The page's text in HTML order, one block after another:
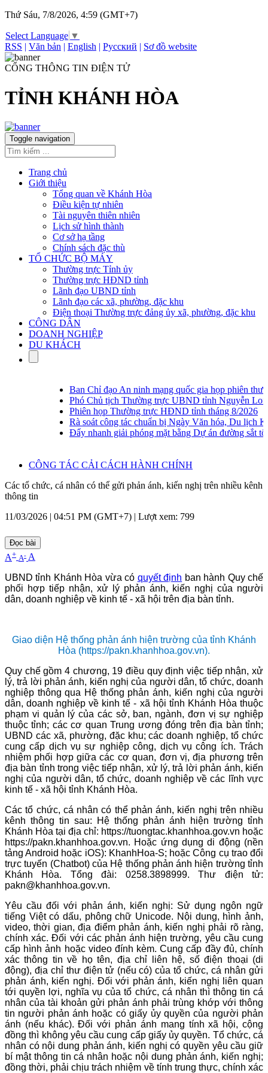
Thứ Sáu, 7/8/2026, 4:59 (GMT+7)
Select Language ▼
RSS | Văn bản | English | Русский | Sơ đồ website
CỔNG THÔNG TIN ĐIỆN TỬ
TỈNH KHÁNH HÒA
Toggle navigation
Trang chủ
Giới thiệu
Tổng quan về Khánh Hòa
Điều kiện tự nhiên
Tài nguyên thiên nhiên
Lịch sử hình thành
Cơ sở hạ tầng
Chính sách đặc thù
TỔ CHỨC BỘ MÁY
Thường trực Tỉnh ủy
Thường trực HĐND tỉnh
Lãnh đạo UBND tỉnh
Lãnh đạo các xã, phường, đặc khu
Điện thoại Thường trực đảng ủy xã, phường, đặc khu
CÔNG DÂN
DOANH NGHIỆP
DU KHÁCH
Ban Chỉ đạo An ninh mạng quốc gia họp phiên
Phó Chủ tịch Thường trực UBND tỉnh Nguyễn
Phiên họp Thường trực HĐND tỉnh tháng 8/2026
Rà soát công tác chuẩn bị Ngày Văn hóa, Du lịch
Đẩy nhanh giải phóng mặt bằng Dự án đường sắt
CÔNG TÁC CẢI CÁCH HÀNH CHÍNH
Các tổ chức, cá nhân có thể gửi phản ánh, kiến nghị trên nhiều kênh
thông tin
11/03/2026 | 04:51 PM (GMT+7) | Lượt xem: 799
Đọc bài
A+ A- A
UBND tỉnh Khánh Hòa vừa có quyết định ban hành Quy chế
phối hợp tiếp nhận, xử lý phản ánh, kiến nghị của người
dân, doanh nghiệp về kinh tế - xã hội trên địa bàn tỉnh.
Giao diện Hệ thống phản ánh hiện trường của tỉnh Khánh
Hòa (https://pakn.khanhhoa.gov.vn).
Quy chế gồm 4 chương, 19 điều quy định việc tiếp nhận, xử
lý, trả lời phản ánh, kiến nghị của người dân, tổ chức, doanh
nghiệp thông qua Hệ thống phản ánh, kiến nghị của người
dân, doanh nghiệp về kinh tế - xã hội tỉnh Khánh Hòa thuộc
phạm vi quản lý của các sở, ban, ngành, đơn vị sự nghiệp
thuộc tỉnh; các cơ quan Trung ương đóng trên địa bàn tỉnh;
UBND các xã, phường, đặc khu; các doanh nghiệp, tổ chức
cung cấp dịch vụ sự nghiệp công, dịch vụ công ích. Trách
nhiệm phối hợp giữa các cơ quan, đơn vị, địa phương trên
địa bàn tỉnh trong việc tiếp nhận, xử lý, trả lời phản ánh, kiến
nghị của người dân, tổ chức, doanh nghiệp về các lĩnh vực
kinh tế - xã hội tỉnh Khánh Hòa.
Các tổ chức, cá nhân có thể phản ánh, kiến nghị trên nhiều
kênh thông tin sau: Hệ thống phản ánh hiện trường tỉnh
Khánh Hòa tại địa chỉ: https://tuongtac.khanhhoa.gov.vn hoặc
https://pakn.khanhhoa.gov.vn. Hoặc ứng dụng di động (nền
tảng Android hoặc iOS): KhanhHoa-S; hoặc Công cụ trao đổi
trực tuyến (Chatbot) của Hệ thống phản ánh hiện trường tỉnh
Khánh Hòa. Tổng đài: 0258.3898999. Thư điện tử:
pakn@khanhhoa.gov.vn.
Yêu cầu đối với phản ánh, kiến nghị: Sử dụng ngôn ngữ
tiếng Việt có dấu, phông chữ Unicode. Nội dung, hình ảnh,
video, thời gian, địa điểm phản ánh, kiến nghị phải rõ ràng,
chính xác. Đối với các phản ánh hiện trường, yêu cầu cung
cấp hình ảnh hoặc video đính kèm. Cung cấp đầy đủ, chính
xác thông tin về họ tên, địa chỉ liên hệ, số điện thoại (di
động), địa chỉ thư điện tử (nếu có) của tổ chức, cá nhân gửi
phản ánh, kiến nghị. Đối với phản ánh, kiến nghị liên quan
tới quyền lợi, nghĩa vụ của tổ chức, cá nhân thì thông tin cá
nhân của tài khoản gửi phản ánh phải trùng khớp với thông
tin người phản ánh hoặc có giấy ủy quyền của người phản
ánh (nếu khác). Đối với phản ánh mang tính xã hội, cộng
đồng thì không yêu cầu cung cấp giấy ủy quyền. Tổ chức, cá
nhân có nội dung phản ánh, kiến nghị có quyền yêu cầu giữ
bí mật thông tin cá nhân hoặc nội dung phản ánh, kiến nghị;
đồng thời, phải chịu trách nhiệm về tính trung thực, chính xác